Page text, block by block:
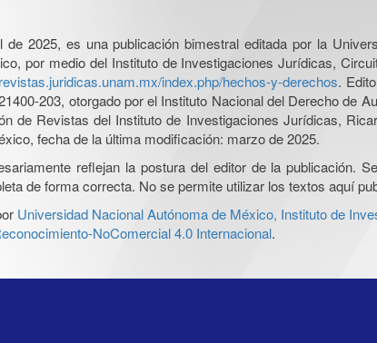
2025, es una publicación bimestral editada por la
por medio del Instituto de Investigaciones Jurídicas,
index.php/hechos-y-derechos.
203, otorgado por el Instituto Nacional del Derecho de
de Revistas del Instituto de Investigaciones Jurídicas,
fecha de la última modificación: marzo de 2025.
reflejan la postura del editor de la publicación.
de forma correcta. No se permite utilizar los textos aquí
Universidad Nacional Autónoma de México, Instituto de
NoComercial 4.0 Internacional.